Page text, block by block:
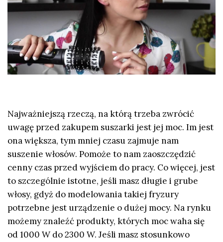
Najważniejszą rzeczą, na którą trzeba zwrócić
uwagę przed zakupem suszarki jest jej moc. Im jest
ona większa, tym mniej czasu zajmuje nam
suszenie włosów. Pomoże to nam zaoszczędzić
cenny czas przed wyjściem do pracy. Co więcej, jest
to szczególnie istotne, jeśli masz długie i grube
włosy, gdyż do modelowania takiej fryzury
potrzebne jest urządzenie o dużej mocy. Na rynku
możemy znaleźć produkty, których moc waha się
od 1000 W do 2300 W. Jeśli masz stosunkowo